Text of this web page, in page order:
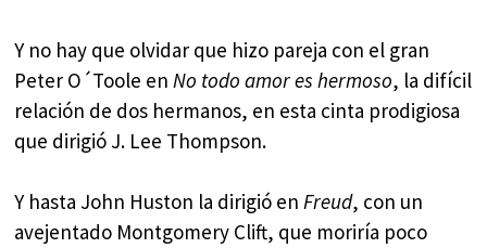
Y no hay que olvidar que hizo pareja con el gran
Peter O´Toole en No todo amor es hermoso, la difícil
relación de dos hermanos, en esta cinta prodigiosa
que dirigió J. Lee Thompson.
Y hasta John Huston la dirigió enFreud, con un
avejentado Montgomery Clift, que moriría poco